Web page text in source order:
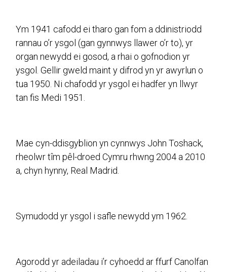
Ym 1941 cafodd ei tharo gan fom a ddinistriodd
rannau o’r ysgol (gan gynnwys llawer o’r to), yr
organ newydd ei gosod, a rhai o gofnodion yr
ysgol. Gellir gweld maint y difrod yn yr awyrlun o
tua 1950. Ni chafodd yr ysgol ei hadfer yn llwyr
tan fis Medi 1951.
Mae cyn-ddisgyblion yn cynnwys John Toshack,
rheolwr tîm pêl-droed Cymru rhwng 2004 a 2010
a, chyn hynny, Real Madrid.
Symudodd yr ysgol i safle newydd ym 1962.
Agorodd yr adeiladau i’r cyhoedd ar ffurf Canolfan